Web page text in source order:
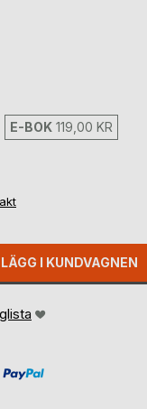
E-BOK 119,00 KR
LÄGG I KUNDVAGNEN